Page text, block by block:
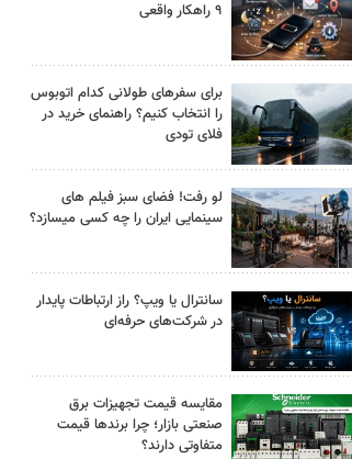
۹ راهکار واقعی
برای سفرهای طولانی کدام اتوبوس
را انتخاب کنیم؟ راهنمای خرید در
فلای تودی
لو رفت! فضای سبز فیلم های
سینمایی ایران را چه کسی میسازد؟
سانترال یا ویپ؟ راز ارتباطات پایدار
در شرکت‌های حرفه‌ای
مقایسه قیمت تجهیزات برق
صنعتی بازار؛ چرا برندها قیمت
متفاوتی دارند؟